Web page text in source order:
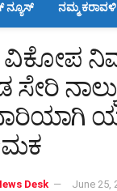
ನ್ಯೂಸ್ ನಮ್ಮ ಕರಾವಳಿ
ವಿಕೋಪ
ಸೇರಿ
Desk June 25,